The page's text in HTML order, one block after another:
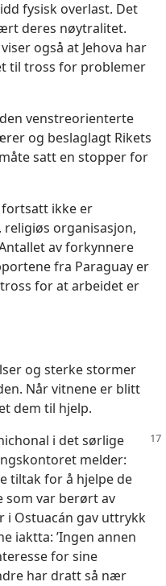
fysisk overlast. Det
deres nøytralitet.
også at Jehova har
til tross for problemer
venstreorienterte
og beslaglagt Rikets
satt en stopper for
fortsatt ikke er
organisasjon,
av forkynnere
fra Paraguay er
for at arbeidet er
og sterke stormer
Når vitnene er blitt
dem til hjelp.
i det sørlige
melder:
tiltak for å hjelpe de
som var berørt av
i Ostuacán gav uttrykk
iaktta: ’Ingen annen
for sine
har dratt så nær